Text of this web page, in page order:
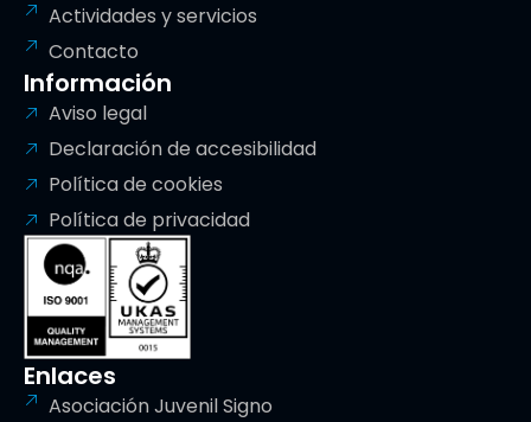
Actividades y servicios
Contacto
Información
Aviso legal
Declaración de accesibilidad
Política de cookies
Política de privacidad
Enlaces
Asociación Juvenil Signo